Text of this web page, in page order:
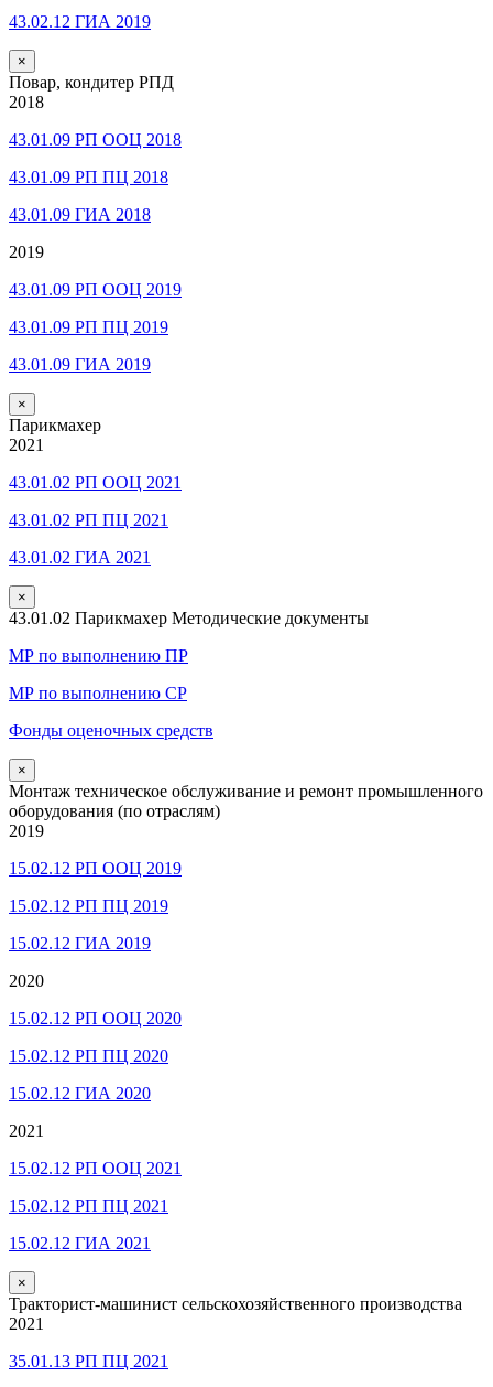
43.02.12 ГИА 2019
×
Повар, кондитер РПД
2018
43.01.09 РП ООЦ 2018
43.01.09 РП ПЦ 2018
43.01.09 ГИА 2018
2019
43.01.09 РП ООЦ 2019
43.01.09 РП ПЦ 2019
43.01.09 ГИА 2019
×
Парикмахер
2021
43.01.02 РП ООЦ 2021
43.01.02 РП ПЦ 2021
43.01.02 ГИА 2021
×
43.01.02 Парикмахер Методические документы
МР по выполнению ПР
МР по выполнению СР
Фонды оценочных средств
×
Монтаж техническое обслуживание и ремонт промышленного
оборудования (по отраслям)
2019
15.02.12 РП ООЦ 2019
15.02.12 РП ПЦ 2019
15.02.12 ГИА 2019
2020
15.02.12 РП ООЦ 2020
15.02.12 РП ПЦ 2020
15.02.12 ГИА 2020
2021
15.02.12 РП ООЦ 2021
15.02.12 РП ПЦ 2021
15.02.12 ГИА 2021
×
Тракторист-машинист сельскохозяйственного производства
2021
35.01.13 РП ПЦ 2021